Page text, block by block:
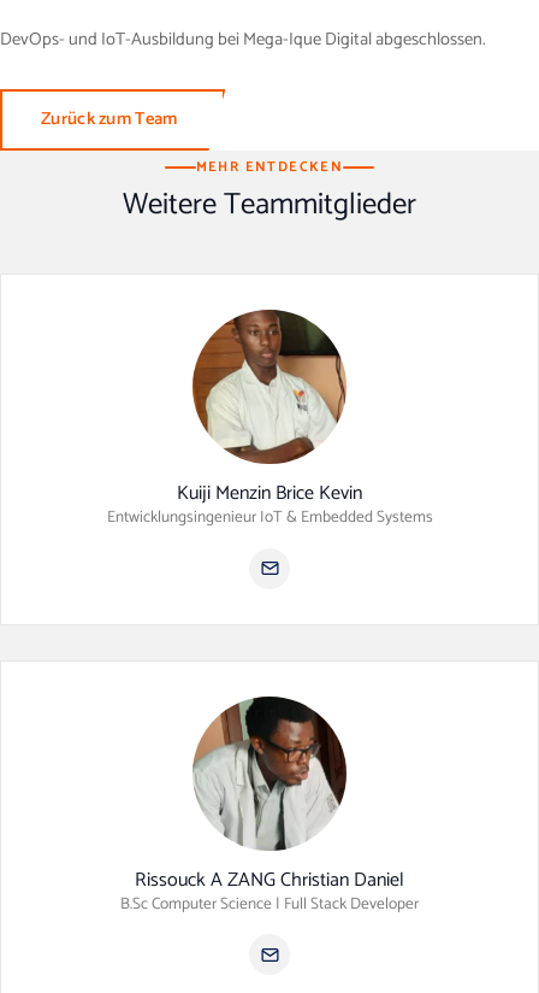
DevOps- und IoT-Ausbildung bei Mega-Ique Digital abgeschlossen.
Zurück zum Team
MEHR ENTDECKEN
Weitere Teammitglieder
Kuiji Menzin Brice Kevin
Entwicklungsingenieur IoT & Embedded Systems
Rissouck A ZANG Christian Daniel
B.Sc Computer Science | Full Stack Developer